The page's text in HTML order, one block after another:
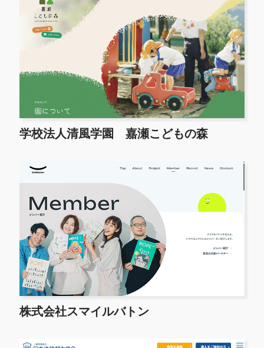
学校法人清風学園 嘉瀬こどもの森
株式会社スマイルバトン